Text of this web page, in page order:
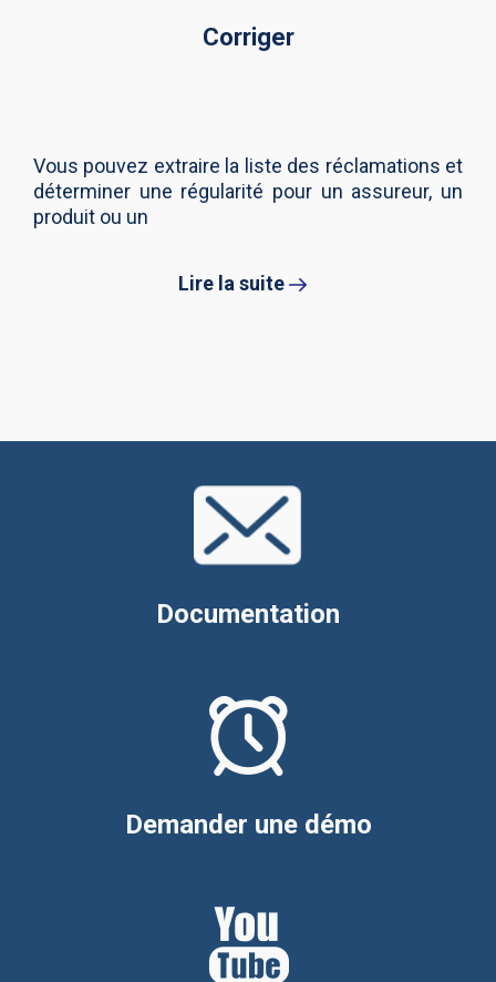
Corriger
Vous pouvez extraire la liste des réclamations et
déterminer une régularité pour un assureur, un
produit ou un
Lire la suite
Documentation
Demander une démo